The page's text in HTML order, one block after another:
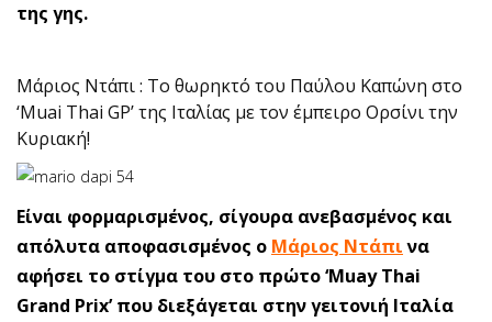
της γης.
Μάριος Ντάπι : Το θωρηκτό του Παύλου Καπώνη στο
‘Muai Thai GP’ της Ιταλίας με τον έμπειρο Ορσίνι την
Κυριακή!
Είναι φορμαρισμένος, σίγουρα ανεβασμένος και
απόλυτα αποφασισμένος ο Μάριος Ντάπινα
αφήσει το στίγμα του στο πρώτο ‘Muay Thai
Grand Prix’ που διεξάγεται στην γειτονιή Ιταλία